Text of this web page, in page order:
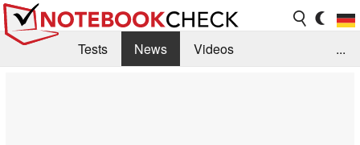
Tests News
Videos
...